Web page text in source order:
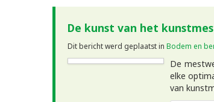
De kunst van het
Dit bericht werd geplaatst in Bodem en
De
elke
van